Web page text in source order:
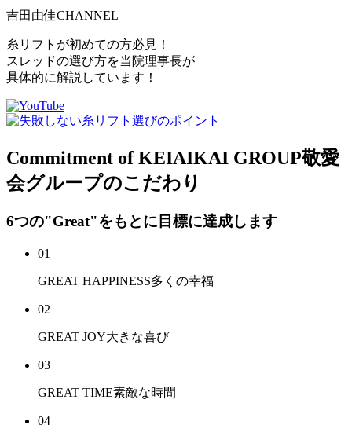
吉田由佳CHANNEL
糸リフトが初めての方必見！
スレッドの選び方を当院理事長が
具体的に解説しています！
Commitment of KEIAIKAI GROUP敬愛
会グループのこだわり
6つの"Great"をもとに目標に達成します
01
GREAT HAPPINESS多くの幸福
02
GREAT JOY大きな喜び
03
GREAT TIME素敵な時間
04